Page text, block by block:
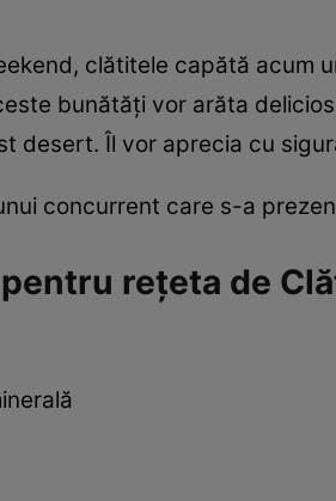
clătitele capătă acum
bunătăţi vor arăta
desert. Îl vor aprecia cu
concurrent care s-a
reţeta de